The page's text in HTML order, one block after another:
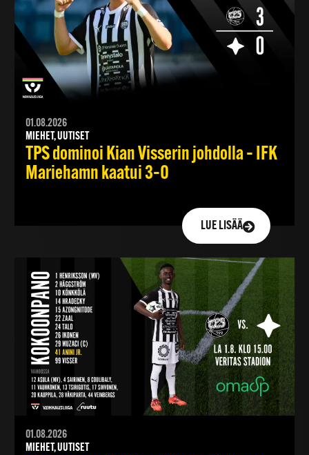
01.08.2026
MIEHET, UUTISET
TPS dominoi Kian Visserin johdolla – IFK
Mariehamn kaatui 3–0
LUE LISÄÄ
01.08.2026
MIEHET, UUTISET